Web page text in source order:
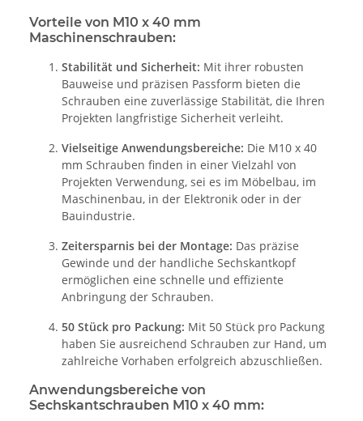
Vorteile von M10 x 40 mm
Maschinenschrauben:
Stabilität und Sicherheit: Mit ihrer robusten
Bauweise und präzisen Passform bieten die
Schrauben eine zuverlässige Stabilität, die Ihren
Projekten langfristige Sicherheit verleiht.
Vielseitige Anwendungsbereiche: Die M10 x 40
mm Schrauben finden in einer Vielzahl von
Projekten Verwendung, sei es im Möbelbau, im
Maschinenbau, in der Elektronik oder in der
Bauindustrie.
Zeitersparnis bei der Montage: Das präzise
Gewinde und der handliche Sechskantkopf
ermöglichen eine schnelle und effiziente
Anbringung der Schrauben.
50 Stück pro Packung: Mit 50 Stück pro Packung
haben Sie ausreichend Schrauben zur Hand, um
zahlreiche Vorhaben erfolgreich abzuschließen.
Anwendungsbereiche von
Sechskantschrauben M10 x 40 mm: